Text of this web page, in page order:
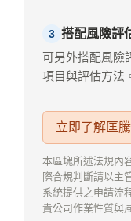
3 搭配風險評
可另外搭配風險
項目與評估方法
立即了解匡
本區塊所述法規內
際合規判斷請以主
系統提供之申請流
貴公司作業性質與